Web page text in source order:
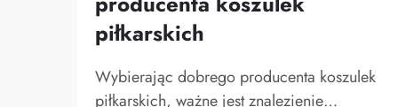
piłkarskich
Wybierając dobrego producenta koszulek
piłkarskich, ważne jest znalezienie